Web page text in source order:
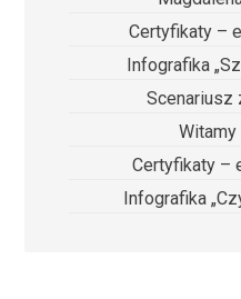
Certyfikaty –
Infografika
Scenariusz
Certyfikaty –
Infografika